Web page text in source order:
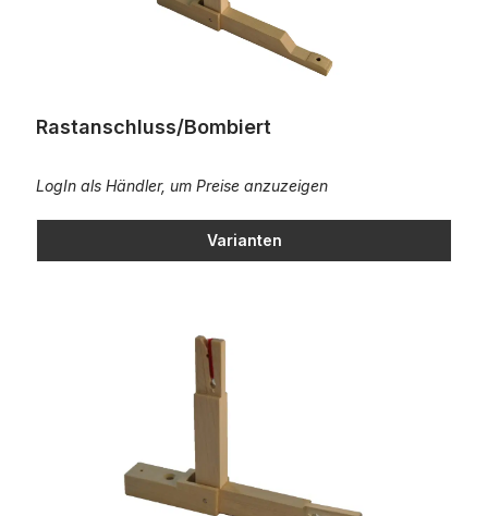
Rastanschluss/Bombiert
LogIn als Händler, um Preise anzuzeigen
Varianten